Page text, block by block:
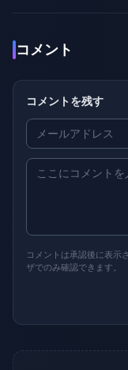
コメント
コメントを残す
コメントは承認後に表示
ザでのみ確認できます。